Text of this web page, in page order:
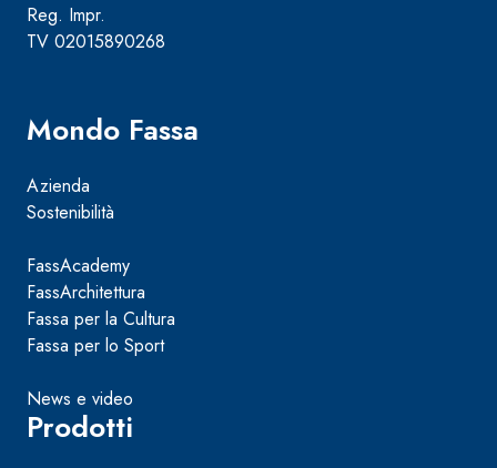
Reg. Impr.
TV 02015890268
Mondo Fassa
Azienda
Sostenibilità
FassAcademy
FassArchitettura
Fassa per la Cultura
Fassa per lo Sport
News e video
Prodotti